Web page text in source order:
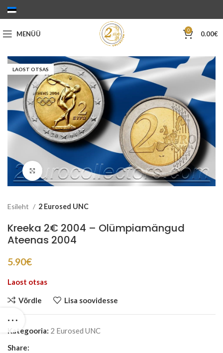
MENÜÜ 0 0.00€
LAOST OTSAS
Suurenda
Esileht 2 Eurosed UNC
Kreeka 2€ 2004 – Olümpiamängud
Ateenas 2004
5.90€
Laost otsas
Võrdle Lisa soovidesse
Kategooria: 2 Eurosed UNC
Share: